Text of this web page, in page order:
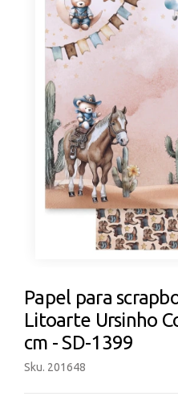
Papel para
Litoarte Ursinho
cm - SD-1399
Sku. 201648